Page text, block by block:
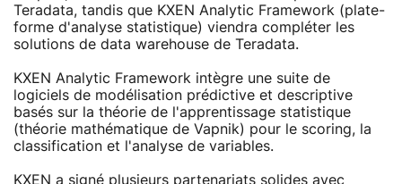
Teradata, tandis que KXEN Analytic Framework (plate-
forme d'analyse statistique) viendra compléter les
solutions de data warehouse de Teradata.
KXEN Analytic Framework intègre une suite de
logiciels de modélisation prédictive et descriptive
basés sur la théorie de l'apprentissage statistique
(théorie mathématique de Vapnik) pour le scoring, la
classification et l'analyse de variables.
KXEN a signé plusieurs partenariats solides avec